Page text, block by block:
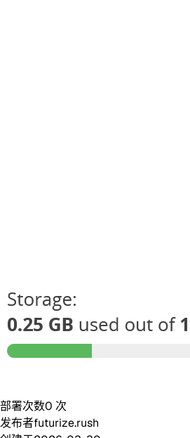
部署次数0 次
发布者futurize.rush